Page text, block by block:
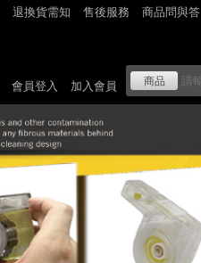
退換貨需知 售後服務 商品問與答
會員登入 加入會員